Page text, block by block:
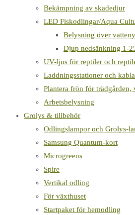
Bekämpning av skadedjur
LED Fiskodlingar/Aqua
Belysning över
Djup nedsänkning 1-
UV-ljus för reptiler och
Laddningsstationer och
Plantera frön för trädgården,
Arbetsbelysning
Grolys & tillbehör
Odlingslampor och Grolys-
Samsung Quantum-kort
Microgreens
Spire
Vertikal odling
För växthuset
Startpaket för hemodling